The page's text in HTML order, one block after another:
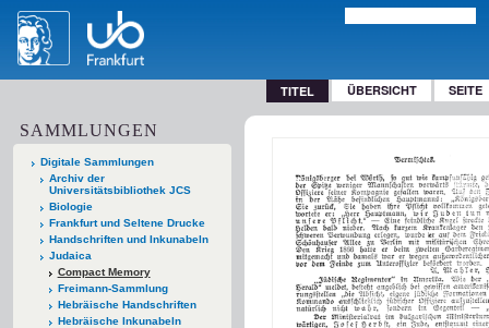
TITEL ÜBERSICHT SEITE
SAMMLUNGEN
Digitale Sammlungen
Archiv der
Universitätsbibliothek JCS
Biologie
Frankfurt und Seltene Drucke
Handschriften und Inkunabeln
Judaica
Compact Memory
Freimann-Sammlung
Hebräische Handschriften
Hebräische Inkunabeln